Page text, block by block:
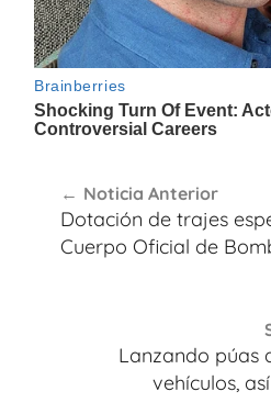
de
entradas
Noticia Anterior
Dotación de trajes
Cuerpo Oficial de
Lanzando púas
vehículos,